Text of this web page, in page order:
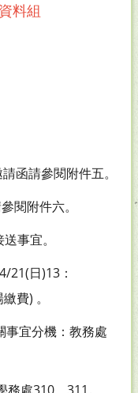
料組
函請參閱附件五。
閱附件六。
事宜。
21(日)13：
費) 。
事宜分機：教務處